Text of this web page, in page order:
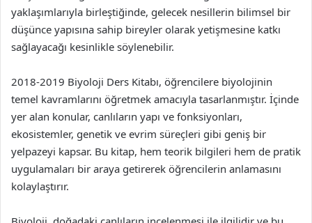
yaklaşımlarıyla birleştiğinde, gelecek nesillerin bilimsel bir
düşünce yapısına sahip bireyler olarak yetişmesine katkı
sağlayacağı kesinlikle söylenebilir.
2018-2019 Biyoloji Ders Kitabı, öğrencilere biyolojinin
temel kavramlarını öğretmek amacıyla tasarlanmıştır. İçinde
yer alan konular, canlıların yapı ve fonksiyonları,
ekosistemler, genetik ve evrim süreçleri gibi geniş bir
yelpazeyi kapsar. Bu kitap, hem teorik bilgileri hem de pratik
uygulamaları bir araya getirerek öğrencilerin anlamasını
kolaylaştırır.